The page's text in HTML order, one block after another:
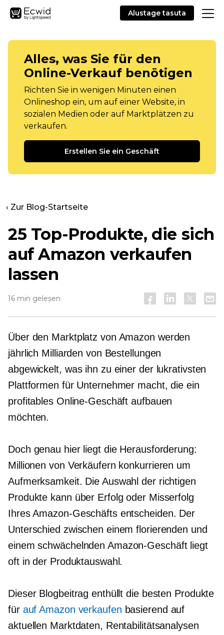
Alustage tasuta
Alles, was Sie für den
Online-Verkauf benötigen
Richten Sie in wenigen Minuten einen
Onlineshop ein, um auf einer Website, in
sozialen Medien oder auf Marktplätzen zu
verkaufen.
Erstellen Sie ein Geschäft
‹ Zur Blog-Startseite
25 Top-Produkte, die sich
auf Amazon verkaufen
lassen
16 min gelesen
Über den Marktplatz von Amazon werden
jährlich Milliarden von Bestellungen
abgewickelt, was ihn zu einer der lukrativsten
Plattformen für Unternehmer macht, die ein
profitables Online-Geschäft aufbauen
möchten.
Doch genau hier liegt die Herausforderung:
Millionen von Verkäufern konkurrieren um
Aufmerksamkeit. Die Auswahl der richtigen
Produkte kann über Erfolg oder Misserfolg
Ihres Amazon-Geschäfts entscheiden. Der
Unterschied zwischen einem florierenden und
einem schwächelnden Amazon-Geschäft liegt
oft in der Produktauswahl.
Dieser Blogbeitrag enthüllt die besten Produkte
für auf Amazon verkaufen basierend auf
aktuellen Marktdaten, Rentabilitätsanalysen